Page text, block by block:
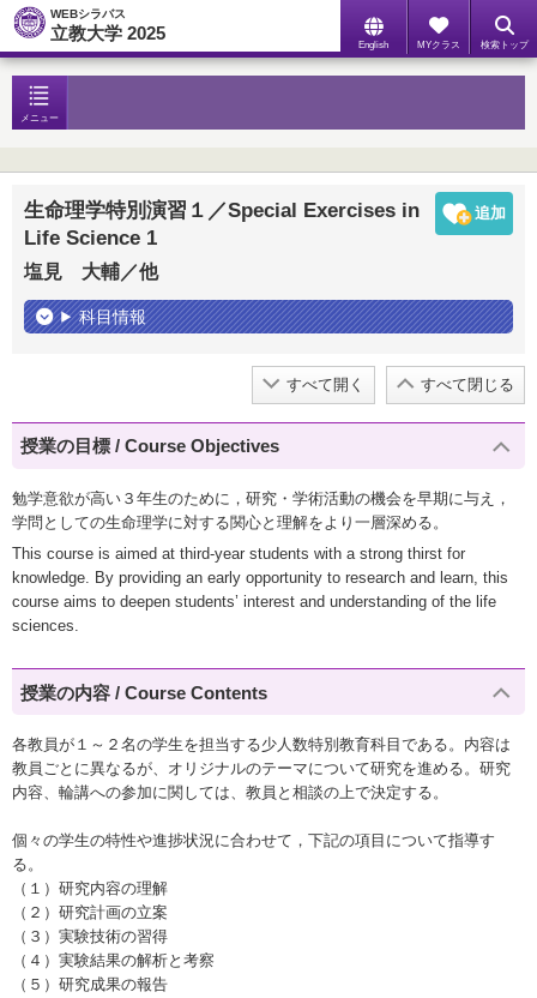
WEBシラバス
立教大学 2025
English MYクラス 検索トップ
メニュー
生命理学特別演習１／Special Exercises in
Life Science 1
塩見 大輔／他
科目情報
すべて開く すべて閉じる
授業の目標 / Course Objectives
勉学意欲が高い３年生のために，研究・学術活動の機会を早期に与え，
学問としての生命理学に対する関心と理解をより一層深める。
This course is aimed at third-year students with a strong thirst for
knowledge. By providing an early opportunity to research and learn, this
course aims to deepen students’ interest and understanding of the life
sciences.
授業の内容 / Course Contents
各教員が１～２名の学生を担当する少人数特別教育科目である。内容は
教員ごとに異なるが、オリジナルのテーマについて研究を進める。研究
内容、輪講への参加に関しては、教員と相談の上で決定する。
個々の学生の特性や進捗状況に合わせて，下記の項目について指導す
る。
（１）研究内容の理解
（２）研究計画の立案
（３）実験技術の習得
（４）実験結果の解析と考察
（５）研究成果の報告